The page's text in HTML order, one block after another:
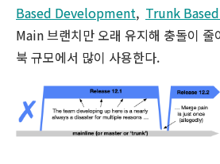
Based Development, Trunk
Main 브랜치만 오래 유지해 충돌이 줄
북 규모에서 많이 사용한다.